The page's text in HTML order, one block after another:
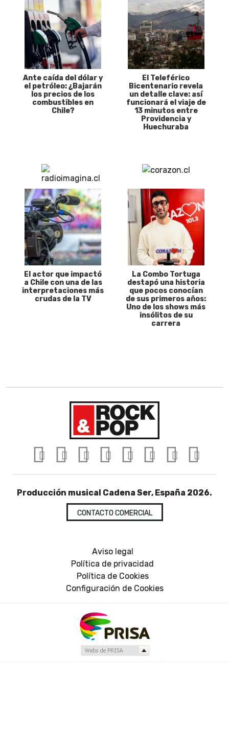
Ante caída del dólar y
el petróleo: ¿Bajarán
los precios de los
combustibles en
Chile?
El Teleférico
Bicentenario revela
un detalle clave: así
funcionará el viaje de
13 minutos entre
Providencia y
Huechuraba
El actor que impactó
a Chile con una de las
interpretaciones más
crudas de la TV
La Combo Tortuga
destapó una historia
que pocos conocían
de sus primeros años:
Uno de los shows más
insólitos de su
carrera
Producción musical Cadena Ser, España 2026.
CONTACTO COMERCIAL
Aviso legal
Política de privacidad
Política de Cookies
Configuración de Cookies